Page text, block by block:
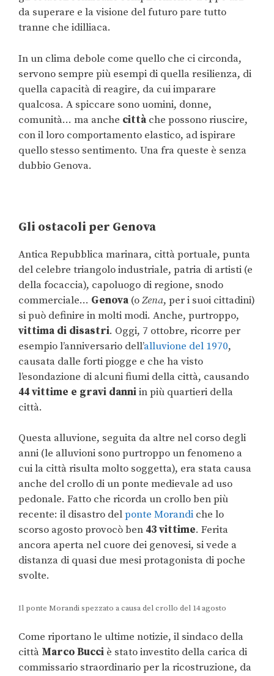
da superare e la visione del futuro pare tutto
tranne che idilliaca.
In un clima debole come quello che ci circonda,
servono sempre più esempi di quella resilienza, di
quella capacità di reagire, da cui imparare
qualcosa. A spiccare sono uomini, donne,
comunità… ma anche città che possono riuscire,
con il loro comportamento elastico, ad ispirare
quello stesso sentimento. Una fra queste è senza
dubbio Genova.
Gli ostacoli per Genova
Antica Repubblica marinara, città portuale, punta
del celebre triangolo industriale, patria di artisti (e
della focaccia), capoluogo di regione, snodo
commerciale… Genova (oZena, per i suoi cittadini)
si può definire in molti modi. Anche, purtroppo,
vittima di disastri. Oggi, 7 ottobre, ricorre per
esempio l’anniversario dell’alluvione del 1970,
causata dalle forti piogge e che ha visto
l’esondazione di alcuni fiumi della città, causando
44 vittime e gravi danniin più quartieri della
città.
Questa alluvione, seguita da altre nel corso degli
anni (le alluvioni sono purtroppo un fenomeno a
cui la città risulta molto soggetta), era stata causa
anche del crollo di un ponte medievale ad uso
pedonale. Fatto che ricorda un crollo ben più
recente: il disastro delponte Morandi che lo
scorso agosto provocò ben 43 vittime. Ferita
ancora aperta nel cuore dei genovesi, si vede a
distanza di quasi due mesi protagonista di poche
svolte.
Il ponte Morandi spezzato a causa del crollo del 14 agosto
Come riportano le ultime notizie, il sindaco della
città Marco Bucci è stato investito della carica di
commissario straordinario per la ricostruzione, da